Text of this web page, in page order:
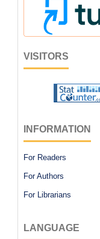
VISITORS
INFORMATION
For Readers
For Authors
For Librarians
LANGUAGE